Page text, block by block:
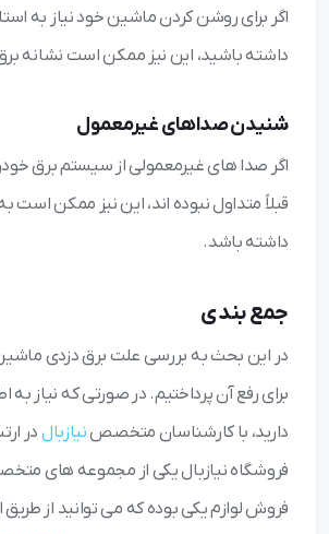
اگر برای روشن کردن ماشین خود نیاز به
داشته باشید، این نیز ممکن است نشانه
شنیدن صداهای غیرمعمول
اگر صدا های غیرمعمولی از سیستم برق
قبلاً متداول نبوده ‌اند، این نیز ممکن است
داشته باشد.
جمع بندی
در این بحث به بررسی علت برق دزدی
برای رفع آن پرداختیم. در صورتی که نیاز به
دارید، با کارشناسان متخصصنیازبال در
فروشگاه نیازبال یکی از مجموعه های
فروش لوازم یکی بوده که می توانید از